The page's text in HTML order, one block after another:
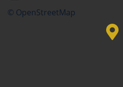
© OpenStreetMap